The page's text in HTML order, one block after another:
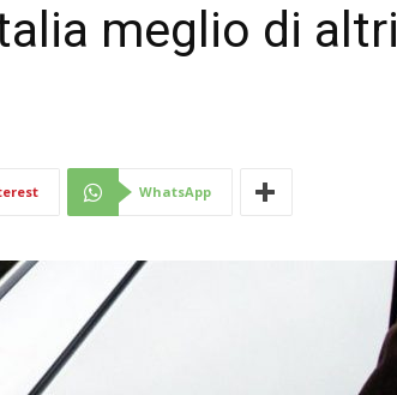
Voce
meglio di altri
WhatsApp